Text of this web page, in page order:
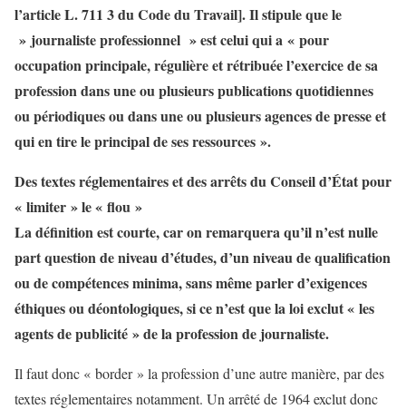
l’article L. 711 3 du Code du Travail]. Il stipule que le
» journaliste professionnel » est celui qui a « pour
occupation principale, régulière et rétribuée l’exercice de sa
profession dans une ou plusieurs publications quotidiennes
ou périodiques ou dans une ou plusieurs agences de presse et
qui en tire le principal de ses ressources ».
Des textes réglementaires et des arrêts du Conseil d’État pour
« limiter » le « flou »
La définition est courte, car on remarquera qu’il n’est nulle
part question de niveau d’études, d’un niveau de qualification
ou de compétences minima, sans même parler d’exigences
éthiques ou déontologiques, si ce n’est que la loi exclut « les
agents de publicité » de la profession de journaliste.
Il faut donc « border » la profession d’une autre manière, par des
textes réglementaires notamment. Un arrêté de 1964 exclut donc